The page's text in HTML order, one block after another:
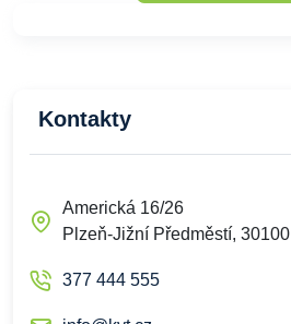
Kontakty
Americká 16/26
Plzeň-Jižní Předměstí, 30100
377 444 555